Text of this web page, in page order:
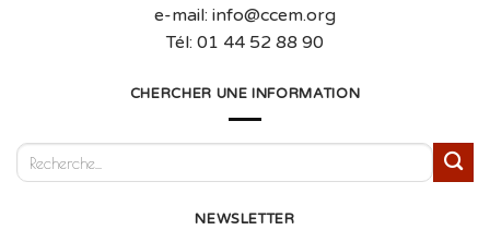
e-mail: info@ccem.org
Tél: 01 44 52 88 90
CHERCHER UNE INFORMATION
NEWSLETTER